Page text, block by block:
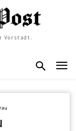
Vorstadt.